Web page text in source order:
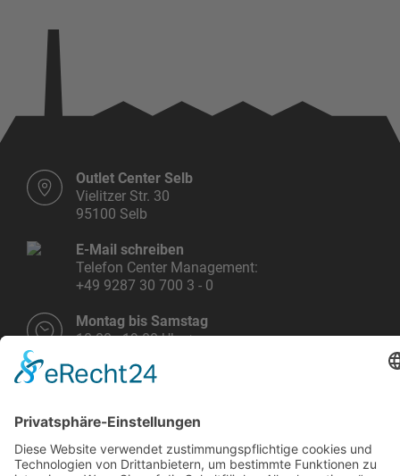
Outlet Center Selb
Vielitzer Str. 30
95100 Selb
E-Mail schreiben
Telefon Center Management:
+49 9287 30 700 3 - 0
Montag bis Samstag
10.00 - 19.00 Uhr
KARRIERE